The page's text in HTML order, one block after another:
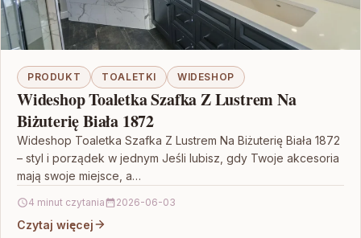
PRODUKT TOALETKI WIDESHOP
Wideshop Toaletka Szafka Z Lustrem Na
Biżuterię Biała 1872
Wideshop Toaletka Szafka Z Lustrem Na Biżuterię Biała 1872
– styl i porządek w jednym Jeśli lubisz, gdy Twoje akcesoria
mają swoje miejsce, a…
4 minut czytania 2026-06-03
Czytaj więcej